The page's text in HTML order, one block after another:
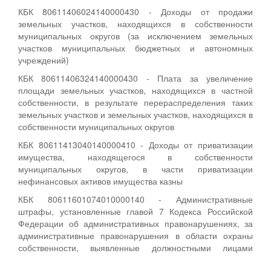
КБК 80611406024140000430 - Доходы от продажи
земельных участков, находящихся в собственности
муниципальных округов (за исключением земельных
участков муниципальных бюджетных и автономных
учреждений)
КБК 80611406324140000430 - Плата за увеличение
площади земельных участков, находящихся в частной
собственности, в результате перераспределения таких
земельных участков и земельных участков, находящихся в
собственности муниципальных округов
КБК 80611413040140000410 - Доходы от приватизации
имущества, находящегося в собственности
муниципальных округов, в части приватизации
нефинансовых активов имущества казны
КБК 80611601074010000140 - Административные
штрафы, установленные главой 7 Кодекса Российской
Федерации об административных правонарушениях, за
административные правонарушения в области охраны
собственности, выявленные должностными лицами